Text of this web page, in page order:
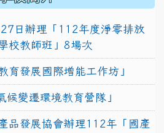
日辦理「112年度淨零排放
校教師班」8場次
育發展國際增能工作坊」
候變遷環境教育營隊」
品發展協會辦理112年「國產